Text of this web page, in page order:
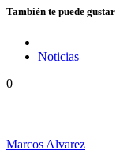
También te puede gustar
Noticias
0
Marcos Alvarez